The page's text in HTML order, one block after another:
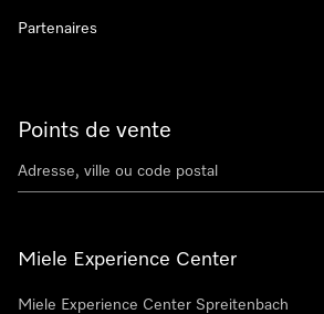
Points de vente
Miele Experience Center
Miele Experience Center Spreitenbach
Partenaires